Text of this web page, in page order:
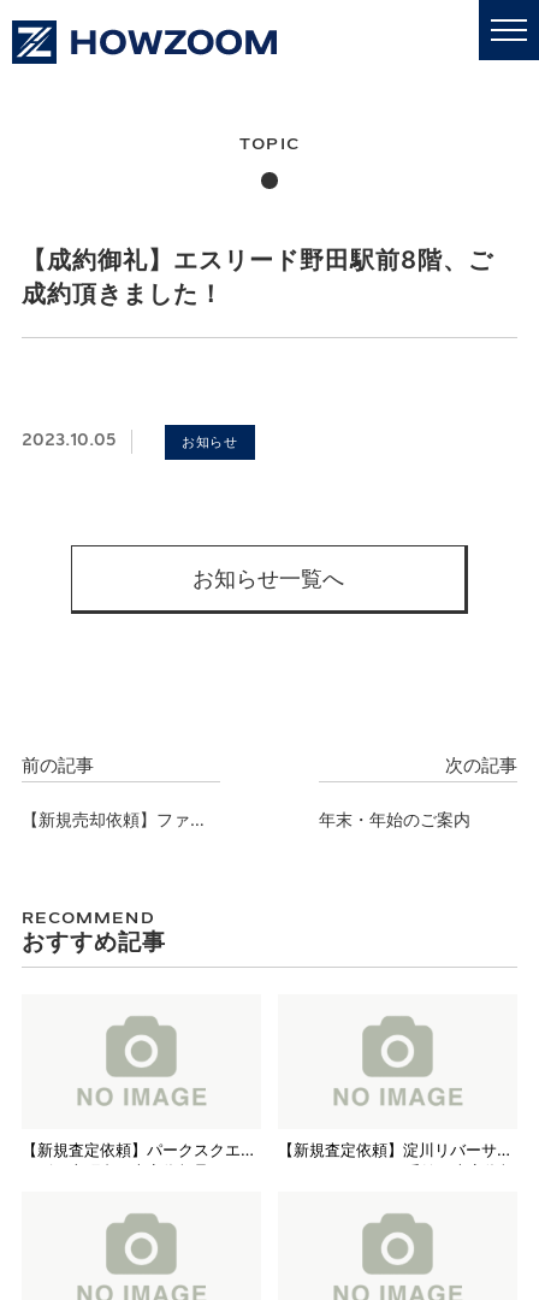
更新情報
採用情報
【成約御礼】エスリード野田駅前8階、ご
成約頂きました！
2023.10.05 お知らせ
お知らせ一覧へ
前の記事
【新規売却依頼】ファミ
売却依頼承りました。
次の記事
年末・年始のご案内
RECOMMEND
おすすめ記事
【新規査定依頼】パークスクエア
リビオ上町台、査定依頼承りまし
【新規査定依頼】淀川リバーサイ
ドタウンさくら13番館、査定依頼